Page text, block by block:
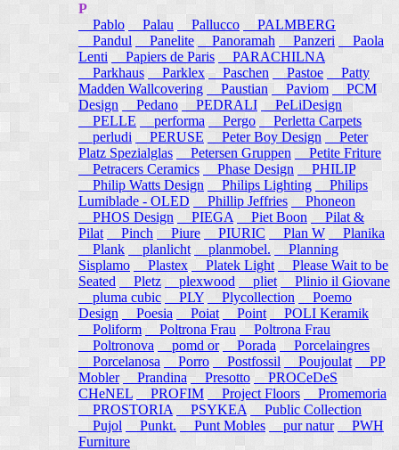
P
Pablo
Palau Pallucco
PALMBERG
Pandul
Panelite Panoramah Panzeri
Paola
Lenti
Papiers de Paris
PARACHILNA
Parkhaus
Parklex Paschen Pastoe
Patty
Madden Wallcovering
Paustian Paviom
PCM
Design
Pedano PEDRALI
PeLiDesign
PELLE
performa Pergo
Perletta Carpets
perludi
PERUSE Peter Boy Design
Peter
Platz Spezialglas
Petersen Gruppen
Petite Friture
Petracers Ceramics
Phase Design
PHILIP
Philip Watts Design
Philips Lighting
Philips
Lumiblade - OLED
Phillip Jeffries
Phoneon
PHOS Design
PIEGA Piet Boon
Pilat &
Pilat
Pinch Piure PIURIC Plan W
Planika
Plank
planlicht planmobel. Planning
Sisplamo
Plastex Platek Light
Please Wait to be
Seated
Pletz plexwood pliet
Plinio il Giovane
pluma cubic
PLY Plycollection
Poemo
Design
Poesia Poiat Point
POLI Keramik
Poliform
Poltrona Frau
Poltrona Frau
Poltronova
pomd or Porada
Porcelaingres
Porcelanosa
Porro Postfossil Poujoulat
PP
Mobler
Prandina Presotto
PROCeDeS
CHeNEL
PROFIM Project Floors
Promemoria
PROSTORIA
PSYKEA
Public Collection
Pujol
Punkt. Punt Mobles pur natur
PWH
Furniture